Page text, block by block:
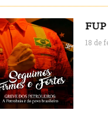
18 de